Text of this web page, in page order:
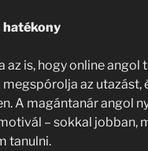
hatékony
az is, hogy online angol
az utazást,
A magántanár angol
– sokkal jobban,
tanulni.